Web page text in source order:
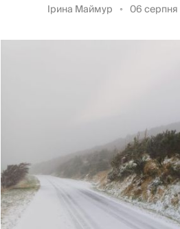
Ірина Маймур 06